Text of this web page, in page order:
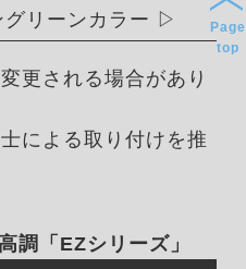
リーンカラー
更される場合があり
による取り付けを推
調「EZシリーズ」
Page
top